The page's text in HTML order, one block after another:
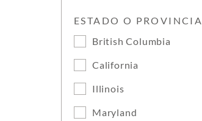
ESTADO O PROVINCIA
British Columbia
California
Illinois
Maryland